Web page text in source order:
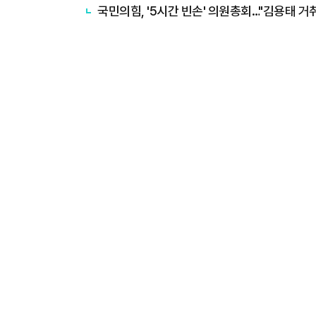
국민의힘, '5시간 빈손' 의원총회…"김용태 거